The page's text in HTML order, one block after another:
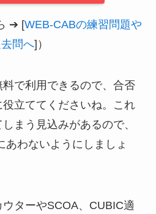
➔ [WEB-CABの練習問題や
問へ]）
で利用できるので、合否
立ててくださいね。これ
まう見込みがあるので、
あわないようにしましょ
ターやSCOA、CUBIC適